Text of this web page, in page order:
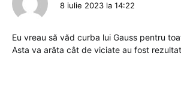
8 iulie 2023 la 14:22
Eu vreau să văd curba lui Gauss pentru
Asta va arăta cât de viciate au fost